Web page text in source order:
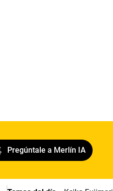
Pregúntale a Merlín IA